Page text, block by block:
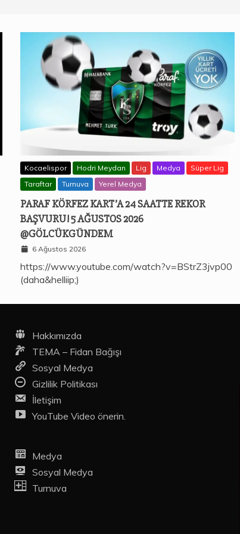
Kocaelispor Hodri Meydan Lig Medya
Süper Lig
Taraftar
Turnuva Yerel Medya
PARAF KÖRFEZ KART’A 24 SAATTE REKOR
BAŞVURU! 5 AĞUSTOS 2026
@GÖLCÜKGÜNDEM
6 Ağustos 2026
https://www.youtube.com/watch?v=BStrZ3jvp00
(daha&helliip;)
Hakkımızda
TEMA – Fidan Bağışı
Sosyal Medya
Gizlilik Politikası
İletişim
YouTube Video önerin.
Medya
Sosyal Medya
Turnuva